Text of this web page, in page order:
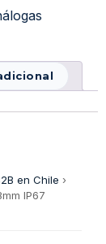
en Chile ›
IP67